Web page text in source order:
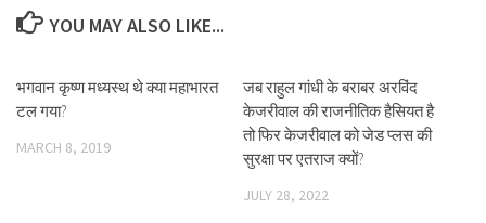
YOU MAY ALSO LIKE...
भगवान कृष्ण मध्यस्थ थे क्या महाभारत
टल गया?
MARCH 8, 2019
जब राहुल गांधी के बराबर अरविंद
केजरीवाल की राजनीतिक हैसियत है
तो फिर केजरीवाल को जेड प्लस की
सुरक्षा पर एतराज क्यों?
JULY 28, 2022